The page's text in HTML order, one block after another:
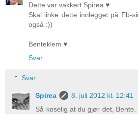
Dette var vakkert Spirea ♥
Skal linke dette innlegget på Fb-
også :))
Benteklem ♥
Svar
Svar
Spirea
8. juli 2012 kl. 12:41
Så koselig at du gjør det,